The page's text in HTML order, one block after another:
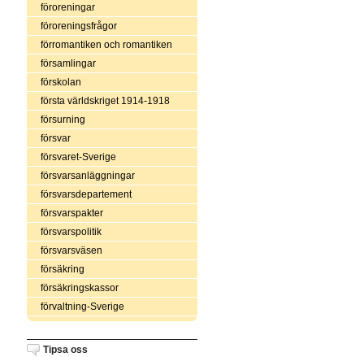
föroreningar
föroreningsfrågor
förromantiken och romantiken
församlingar
förskolan
första världskriget 1914-1918
försurning
försvar
försvaret-Sverige
försvarsanläggningar
försvarsdepartement
försvarspakter
försvarspolitik
försvarsväsen
försäkring
försäkringskassor
förvaltning-Sverige
Tipsa oss